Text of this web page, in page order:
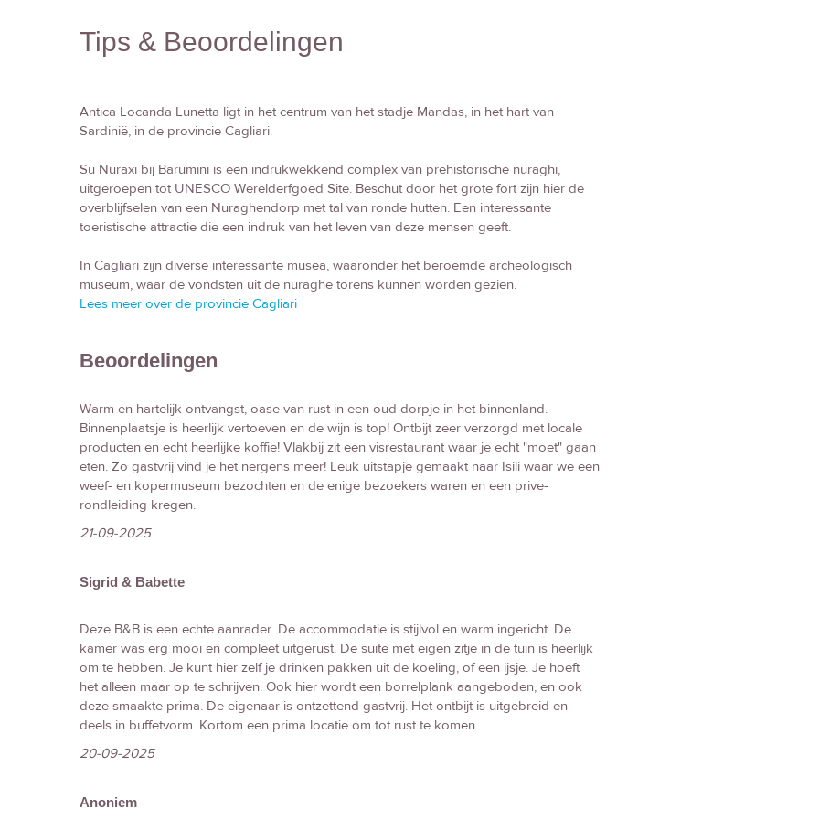
Tips & Beoordelingen
Antica Locanda Lunetta ligt in het centrum van het stadje Mandas, in het hart van
Sardinië, in de provincie Cagliari.
Su Nuraxi bij Barumini is een indrukwekkend complex van prehistorische nuraghi,
uitgeroepen tot UNESCO Werelderfgoed Site. Beschut door het grote fort zijn hier de
overblijfselen van een Nuraghendorp met tal van ronde hutten. Een interessante
toeristische attractie die een indruk van het leven van deze mensen geeft.
In Cagliari zijn diverse interessante musea, waaronder het beroemde archeologisch
museum, waar de vondsten uit de nuraghe torens kunnen worden gezien.
Lees meer over de provincie Cagliari
Beoordelingen
Warm en hartelijk ontvangst, oase van rust in een oud dorpje in het binnenland.
Binnenplaatsje is heerlijk vertoeven en de wijn is top! Ontbijt zeer verzorgd met locale
producten en echt heerlijke koffie! Vlakbij zit een visrestaurant waar je echt "moet" gaan
eten. Zo gastvrij vind je het nergens meer! Leuk uitstapje gemaakt naar Isili waar we een
weef- en kopermuseum bezochten en de enige bezoekers waren en een prive-
rondleiding kregen.
21-09-2025
Sigrid & Babette
Deze B&B is een echte aanrader. De accommodatie is stijlvol en warm ingericht. De
kamer was erg mooi en compleet uitgerust. De suite met eigen zitje in de tuin is heerlijk
om te hebben. Je kunt hier zelf je drinken pakken uit de koeling, of een ijsje. Je hoeft
het alleen maar op te schrijven. Ook hier wordt een borrelplank aangeboden, en ook
deze smaakte prima. De eigenaar is ontzettend gastvrij. Het ontbijt is uitgebreid en
deels in buffetvorm. Kortom een prima locatie om tot rust te komen.
20-09-2025
Anoniem